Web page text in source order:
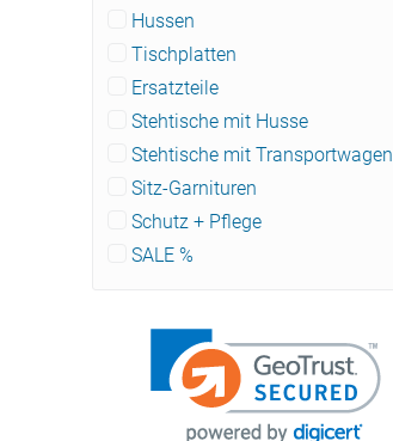
Hussen
Tischplatten
Ersatzteile
Stehtische mit Husse
Stehtische mit Transportwagen
Sitz-Garnituren
Schutz + Pflege
SALE %